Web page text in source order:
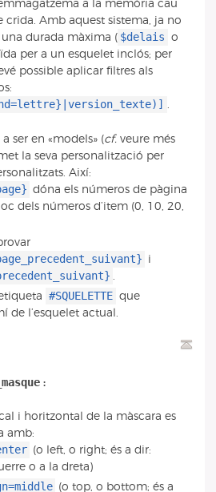
a la memòria cau
crida. Amb aquest sistema, ja no
durada màxima ( $delais o
per a un esquelet inclós; per
possible aplicar filtres als
.
ser en «models» (cf. veure més
la seva personalització per
Així:
dóna els números de pàgina
dels números d’item (0, 10, 20,
i
.
#SQUELETTE que
de l’esquelet actual.
:
i horitzontal de la màscara es
amb:
(o left, o right; és a dir:
o a la dreta)
(o top, o bottom; és a